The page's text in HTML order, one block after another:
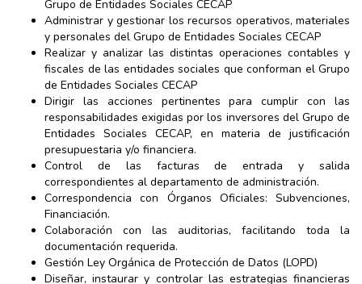
Grupo de Entidades Sociales CECAP
Administrar y gestionar los recursos operativos, materiales
y personales del Grupo de Entidades Sociales CECAP
Realizar y analizar las distintas operaciones contables y
fiscales de las entidades sociales que conforman el Grupo
de Entidades Sociales CECAP
Dirigir las acciones pertinentes para cumplir con las
responsabilidades exigidas por los inversores del Grupo de
Entidades Sociales CECAP, en materia de justificación
presupuestaria y/o financiera.
Control de las facturas de entrada y salida
correspondientes al departamento de administración.
Correspondencia con Órganos Oficiales: Subvenciones,
Financiación.
Colaboración con las auditorias, facilitando toda la
documentación requerida.
Gestión Ley Orgánica de Protección de Datos (LOPD)
Diseñar, instaurar y controlar las estrategias financieras